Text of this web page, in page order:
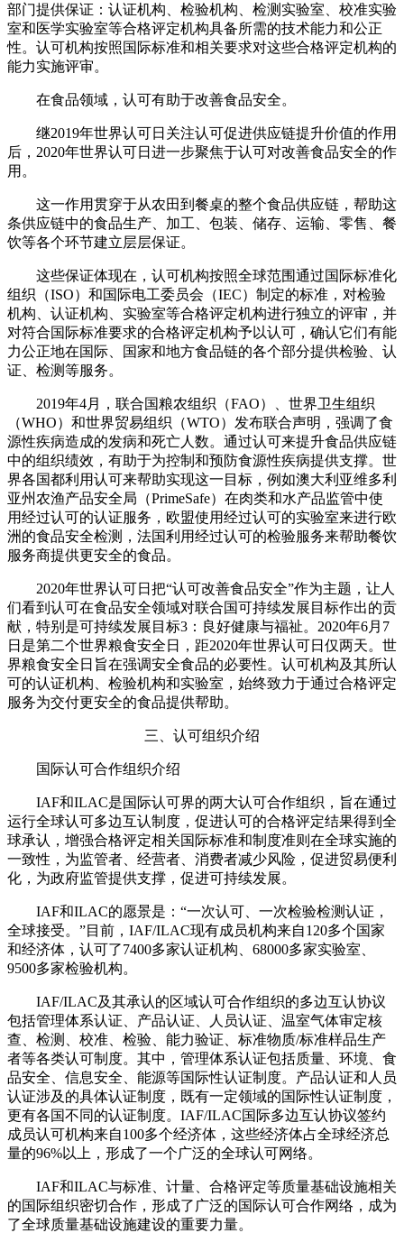
部门提供保证：认证机构、检验机构、检测实验室、校准实验
室和医学实验室等合格评定机构具备所需的技术能力和公正
性。认可机构按照国际标准和相关要求对这些合格评定机构的
能力实施评审。
在食品领域，认可有助于改善食品安全。
继2019年世界认可日关注认可促进供应链提升价值的作用
后，2020年世界认可日进一步聚焦于认可对改善食品安全的作
用。
这一作用贯穿于从农田到餐桌的整个食品供应链，帮助这
条供应链中的食品生产、加工、包装、储存、运输、零售、餐
饮等各个环节建立层层保证。
这些保证体现在，认可机构按照全球范围通过国际标准化
组织（ISO）和国际电工委员会（IEC）制定的标准，对检验
机构、认证机构、实验室等合格评定机构进行独立的评审，并
对符合国际标准要求的合格评定机构予以认可，确认它们有能
力公正地在国际、国家和地方食品链的各个部分提供检验、认
证、检测等服务。
2019年4月，联合国粮农组织（FAO）、世界卫生组织
（WHO）和世界贸易组织（WTO）发布联合声明，强调了食
源性疾病造成的发病和死亡人数。通过认可来提升食品供应链
中的组织绩效，有助于为控制和预防食源性疾病提供支撑。世
界各国都利用认可来帮助实现这一目标，例如澳大利亚维多利
亚州农渔产品安全局（PrimeSafe）在肉类和水产品监管中使
用经过认可的认证服务，欧盟使用经过认可的实验室来进行欧
洲的食品安全检测，法国利用经过认可的检验服务来帮助餐饮
服务商提供更安全的食品。
2020年世界认可日把“认可改善食品安全”作为主题，让人
们看到认可在食品安全领域对联合国可持续发展目标作出的贡
献，特别是可持续发展目标3：良好健康与福祉。2020年6月7
日是第二个世界粮食安全日，距2020年世界认可日仅两天。世
界粮食安全日旨在强调安全食品的必要性。认可机构及其所认
可的认证机构、检验机构和实验室，始终致力于通过合格评定
服务为交付更安全的食品提供帮助。
三、认可组织介绍
国际认可合作组织介绍
IAF和ILAC是国际认可界的两大认可合作组织，旨在通过
运行全球认可多边互认制度，促进认可的合格评定结果得到全
球承认，增强合格评定相关国际标准和制度准则在全球实施的
一致性，为监管者、经营者、消费者减少风险，促进贸易便利
化，为政府监管提供支撑，促进可持续发展。
IAF和ILAC的愿景是：“一次认可、一次检验检测认证，
全球接受。”目前，IAF/ILAC现有成员机构来自120多个国家
和经济体，认可了7400多家认证机构、68000多家实验室、
9500多家检验机构。
IAF/ILAC及其承认的区域认可合作组织的多边互认协议
包括管理体系认证、产品认证、人员认证、温室气体审定核
查、检测、校准、检验、能力验证、标准物质/标准样品生产
者等各类认可制度。其中，管理体系认证包括质量、环境、食
品安全、信息安全、能源等国际性认证制度。产品认证和人员
认证涉及的具体认证制度，既有一定领域的国际性认证制度，
更有各国不同的认证制度。IAF/ILAC国际多边互认协议签约
成员认可机构来自100多个经济体，这些经济体占全球经济总
量的96%以上，形成了一个广泛的全球认可网络。
IAF和ILAC与标准、计量、合格评定等质量基础设施相关
的国际组织密切合作，形成了广泛的国际认可合作网络，成为
了全球质量基础设施建设的重要力量。